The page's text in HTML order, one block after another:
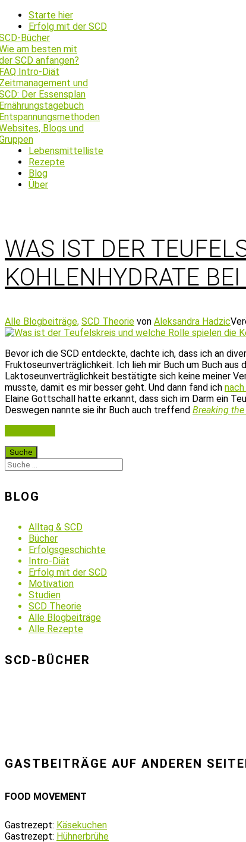
Starte hier
Erfolg mit der SCD
Bücher
am besten mit
SCD anfangen?
Intro-Diät
und
Der Essensplan
Blogs und
Lebensmittelliste
Rezepte
Blog
Über
WAS IST DER
KOHLENHYDRATE
Alle Blogbeiträge, SCD Theorie von Aleksandra Hadzic
Bevor ich die SCD entdeckte, dachte ich, dass ich an
Fruktoseunverträglichkeit. Ich lieh mir Buch um Buch
Laktoseunverträglichkeit bestätigte sich keine meiner
musste, damit es mir besser geht. Und dann fand ich
Elaine Gottschall hatte erkannt, dass sich im Darm ein
Deswegen nannte sie ihr Buch auch treffend Breaking
BLOG
Alltag & SCD
Bücher
Erfolgsgeschichte
Intro-Diät
Erfolg mit der SCD
Motivation
Studien
SCD Theorie
Alle Blogbeiträge
Alle Rezepte
SCD-BÜCHER
GASTBEITRÄGE AUF ANDEREN
FOOD MOVEMENT
Gastrezept: Käsekuchen
Gastrezept: Hühnerbrühe